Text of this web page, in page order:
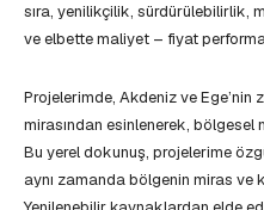
sıra, yenilikçilik, sürdürülebilirlik,
ve elbette maliyet – fiyat
Projelerimde, Akdeniz ve Ege’nin
mirasından esinlenerek, bölgesel
Bu yerel dokunuş, projelerime
aynı zamanda bölgenin miras ve